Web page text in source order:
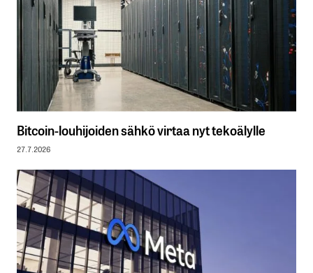
Bitcoin-louhijoiden sähkö virtaa nyt tekoälylle
27.7.2026